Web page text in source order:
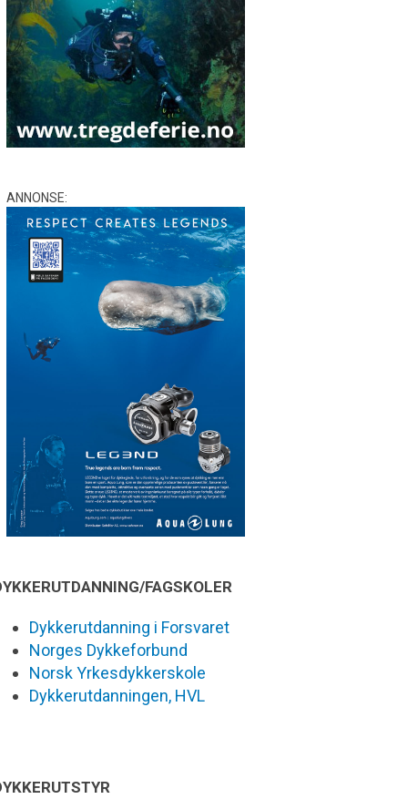
ANNONSE:
FAGSKOLER
Dykkerutdanning i Forsvaret
Norges Dykkeforbund
Norsk Yrkesdykkerskole
Dykkerutdanningen, HVL